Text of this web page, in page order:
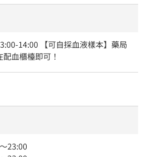
14:00 【可自採血液樣本】藥局
血櫃檯即可！
～23:00